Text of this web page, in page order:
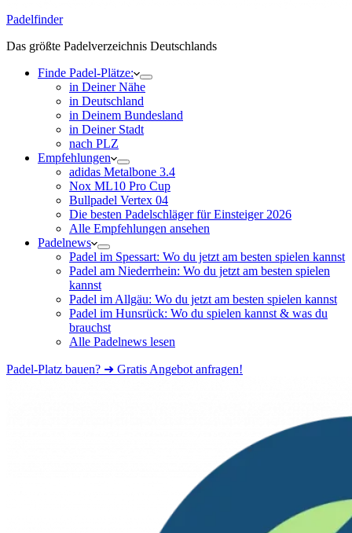
Padelfinder
Das größte Padelverzeichnis Deutschlands
Finde Padel-Plätze:
in Deiner Nähe
in Deutschland
in Deinem Bundesland
in Deiner Stadt
nach PLZ
Empfehlungen
adidas Metalbone 3.4
Nox ML10 Pro Cup
Bullpadel Vertex 04
Die besten Padelschläger für Einsteiger 2026
Alle Empfehlungen ansehen
Padelnews
Padel im Spessart: Wo du jetzt am besten spielen kannst
Padel am Niederrhein: Wo du jetzt am besten spielen
kannst
Padel im Allgäu: Wo du jetzt am besten spielen kannst
Padel im Hunsrück: Wo du spielen kannst & was du
brauchst
Alle Padelnews lesen
Padel-Platz bauen? ➜ Gratis Angebot anfragen!